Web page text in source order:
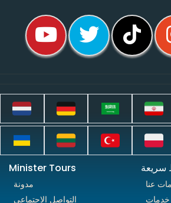
سريعة
عنا
خدمات
Minister Tours
مدونة
التواصل الاجتماعي